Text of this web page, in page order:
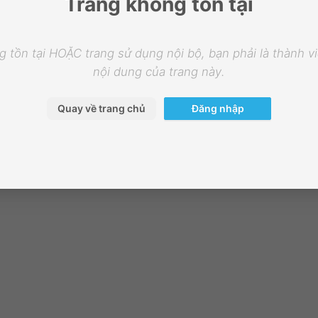
tồn tại HOẶC trang sử dụng nội bộ, bạn phải là thành
nội dung của trang này.
Quay về trang chủ Đăng nhập